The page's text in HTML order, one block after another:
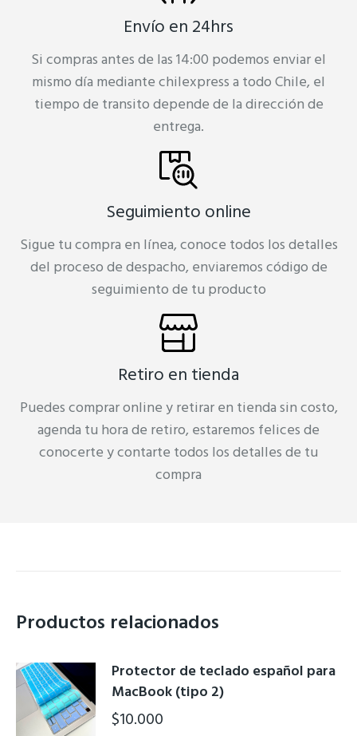
Envío en 24hrs
Si compras antes de las 14:00 podemos enviar el
mismo día mediante chilexpress a todo Chile, el
tiempo de transito depende de la dirección de
entrega.
Seguimiento online
Sigue tu compra en línea, conoce todos los detalles
del proceso de despacho, enviaremos código de
seguimiento de tu producto
Retiro en tienda
Puedes comprar online y retirar en tienda sin costo,
agenda tu hora de retiro, estaremos felices de
conocerte y contarte todos los detalles de tu
compra
Productos relacionados
Protector de teclado español para
MacBook (tipo 2)
$10.000